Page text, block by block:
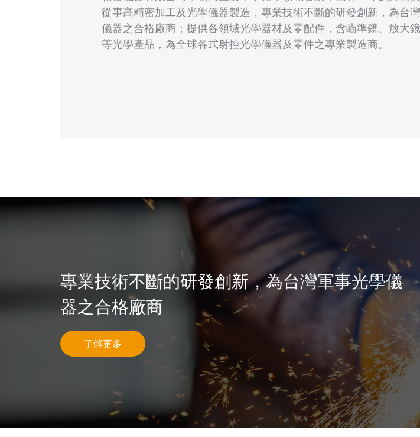
從事高精密加工及光學儀器製造，專業技術不斷的研發創新，為台
儀器之合格廠商；提供各領域光學器材及零配件，含瞄準鏡、放大
等光學產品，為全球各式射控光學儀器及零件之專業製造商。
專業技術不斷的研發創新，為台灣軍事光學儀
器之合格廠商
了解更多